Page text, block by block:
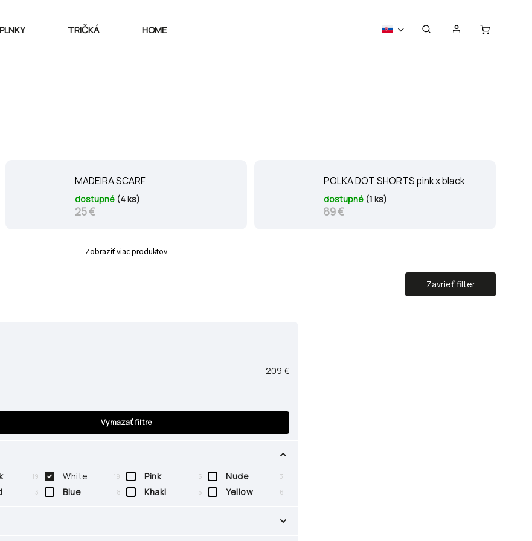
TRIČKÁ HOME
MADEIRA SCARF
dostupné (4 ks)
25 €
POLKA DOT SHORTS pink x black
dostupné (1 ks)
89 €
Zobraziť viac produktov
Zavrieť filter
209 €
19 White 19 Pink 5 Nude 3
3 Blue 8 Khaki 5 Yellow 6
Vymazať filtre